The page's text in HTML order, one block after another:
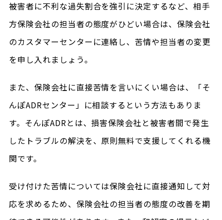
被害者に不利な過失割合を強引に決定するなど、相手
方保険会社の担当者の態度がひどい場合は、保険会社
のカスタマーセンターに連絡し、苦情や担当者の変更
を申し入れましょう。
また、保険会社に直接苦情を言いにくい場合は、「そ
んぽADRセンター」に相談するという方法もありま
す。そんぽADRとは、損害保険会社と被害者間で発生
したトラブルの解決を、原則無料で支援してくれる機
関です。
受け付けた苦情については保険会社に直接通知して対
応を求めるため、保険会社の担当者の態度の改善を期